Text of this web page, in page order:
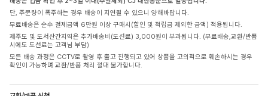
단, 주문량이 폭주하는 경우 배송이 지연될 수 있으니 양해바랍니다.
무료배송은 순수 결제금액 6만원 이상 구매시(할인 및 적립금 제외한 금액) 적용됩니다.
제주도 및 도서산간지역은 추가배송비(도선료) 3,000원이 부과됩니다. (무료배송,교환/반품
시에도 도선료는 고객님 부담)
모든 배송 과정은 CCTV로 촬영 후 출고 진행되고 있어 상품을 고의적으로 훼손하시는 경우
확인이 가능하며 교환/반품 처리 절대 불가합니다.